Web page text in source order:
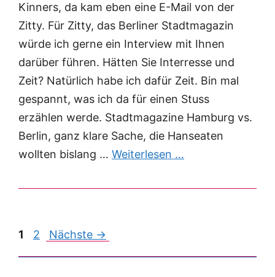
Kinners, da kam eben eine E-Mail von der
Zitty. Für Zitty, das Berliner Stadtmagazin
würde ich gerne ein Interview mit Ihnen
darüber führen. Hätten Sie Interresse und
Zeit? Natürlich habe ich dafür Zeit. Bin mal
gespannt, was ich da für einen Stuss
erzählen werde. Stadtmagazine Hamburg vs.
Berlin, ganz klare Sache, die Hanseaten
wollten bislang … Weiterlesen …
Post
1 2 Nächste →